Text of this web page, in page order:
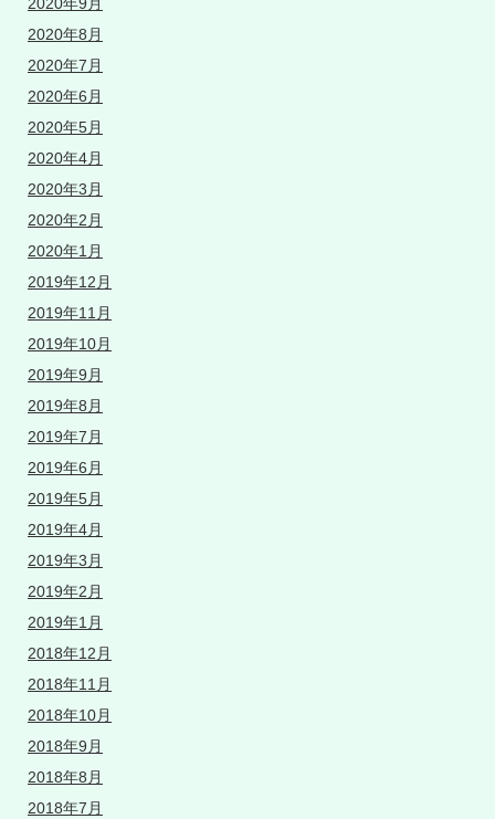
2020年8月
2020年7月
2020年6月
2020年5月
2020年4月
2020年3月
2020年2月
2020年1月
2019年12月
2019年11月
2019年10月
2019年9月
2019年8月
2019年7月
2019年6月
2019年5月
2019年4月
2019年3月
2019年2月
2019年1月
2018年12月
2018年11月
2018年10月
2018年9月
2018年8月
2018年7月